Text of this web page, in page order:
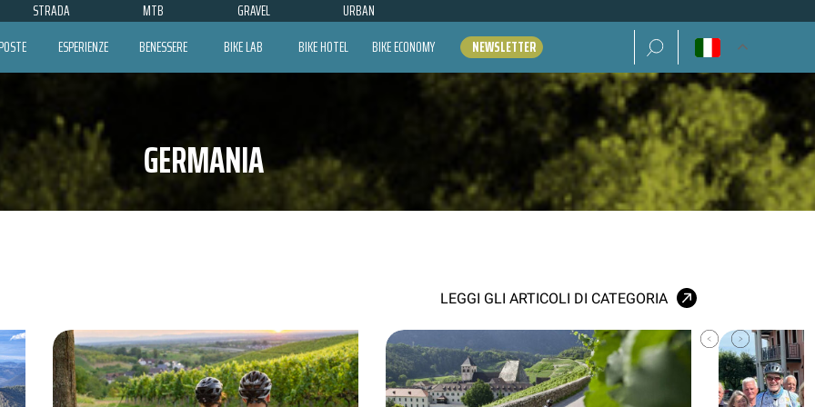
STRADA MTB GRAVEL URBAN
ESPERIENZE BENESSERE BIKE LAB BIKE HOTEL BIKE ECONOMY NEWSLETTER Ricerca per:
GERMANIA
LEGGI GLI ARTICOLI DI CATEGORIA